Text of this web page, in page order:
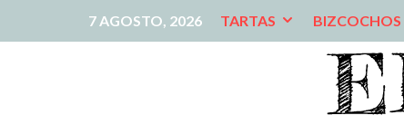
7 AGOSTO, 2026 TARTAS BIZCOCHOS